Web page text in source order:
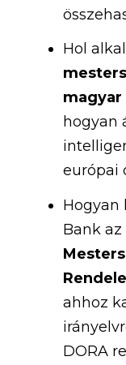
Hol
hogyan
európai
Hogyan
Bank az
ahhoz
DORA